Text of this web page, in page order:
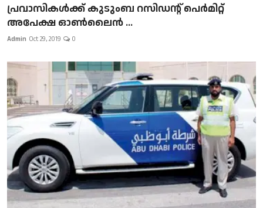
പ്രവാസികള്‍ക്ക് കുടുംബ റസിഡന്റ് പെർമിറ്റ്
അപേക്ഷ ഓൺലൈൻ ...
Admin Oct 29, 2019 0